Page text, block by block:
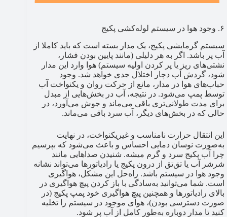
۶. وجود هوا در سیستم لوله‌کشی پکیج
سیستم گرمایشی پکیج، یک مدار بسته است که باید کاملا از
آب پر باشد. اگر به هر دلیلی (مانند پایین بودن فشار،
نشتی‌های ریز یا پر کردن اولیه سیستم) هوا وارد این مدار
شود، گردش آب دچار اختلال جدی خواهد شد. وجود
حباب‌های هوا در مدار، مانع از حرکت روان و یکنواخت آب
توسط پمپ می‌شود. در نتیجه، آب در بخش‌هایی از مبدل
برای مدت طولانی‌تری باقی می‌ماند و جوش می‌آورد، در
حالی که در بخش‌های دیگر، آب سرد باقی می‌ماند.
این انتقال حرارت نامناسب و غیریکنواخت، در نهایت
به‌صورت نوسان دمایی احساس و باعث می‌شود که بپرسیم
چرا آب پکیج سرد و گرم میشه​. شنیدن صداهایی مانند
شرشر آب یا تق‌تق از درون پکیج یا رادیاتورها می‌تواند نشانه
وجود هوا در سیستم باشد. راه‌حل این مشکل، هواگیری
است. شما می‌توانید به‌سادگی با باز کردن پیچ هواگیری در
بالای رادیاتورها و همچنین پیچ هواگیری خود پمپ پکیج (در
صورت دسترسی بودن)، هوای موجود در سیستم را تخلیه
کنید تا مدار دوباره به‌طور کامل از آب پر شود.